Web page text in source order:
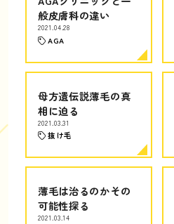
般皮膚科の違い
2021.04.28
AGA
母方遺伝説薄毛の真
相に迫る
2021.03.31
抜け毛
薄毛は治るのかその
可能性探る
2021.03.14